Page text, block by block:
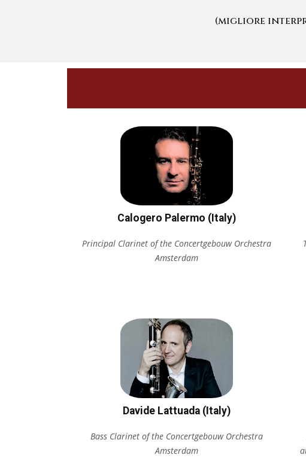
(migliore
Calogero Palermo (Italy)
Principal Clarinet of the Concertgebouw Orchestra
Amsterdam
Davide Lattuada (Italy)
Bass Clarinet of the Concertgebouw Orchestra
Amsterdam